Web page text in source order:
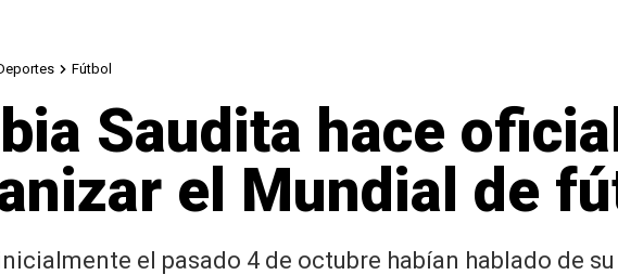
Fútbol
Saudita hace
el Mundial de
el pasado 4 de octubre habían hablado de